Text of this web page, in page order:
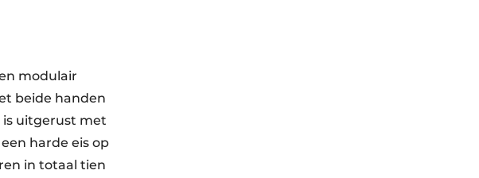
modulair
beide handen
is uitgerust met
harde eis op
in totaal tien